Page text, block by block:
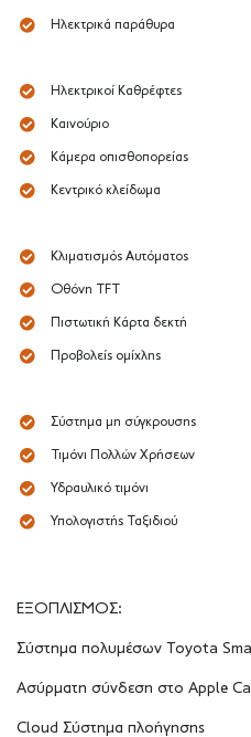
Ηλεκτρικά παράθυρα
Ηλεκτρικοί Καθρέφτες
Καινούριο
Κάμερα οπισθοπορείας
Κεντρικό κλείδωμα
Κλιματισμός Αυτόματος
Οθόνη TFT
Πιστωτική Κάρτα δεκτή
Προβολείς ομίχλης
Σύστημα μη σύγκρουσης
Τιμόνι Πολλών Χρήσεων
Υδραυλικό τιμόνι
Υπολογιστής Ταξιδιού
ΕΞΟΠΛΙΣΜΟΣ:
Σύστημα πολυμέσων Toyota
Ασύρματη σύνδεση στο Apple
Cloud Σύστημα πλοήγησης